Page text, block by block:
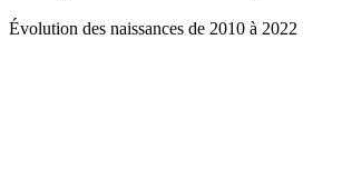
Évolution des naissances de 2010 à 2022